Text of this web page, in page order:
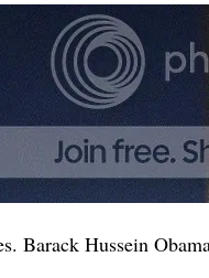
Barack Hussein